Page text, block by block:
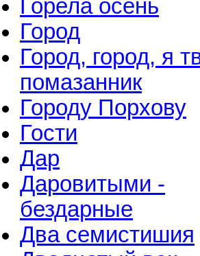
Горела осень
Город
Город, город, я
помазанник
Городу Порхову
Гости
Дар
Даровитыми -
бездарные
Два семистишия